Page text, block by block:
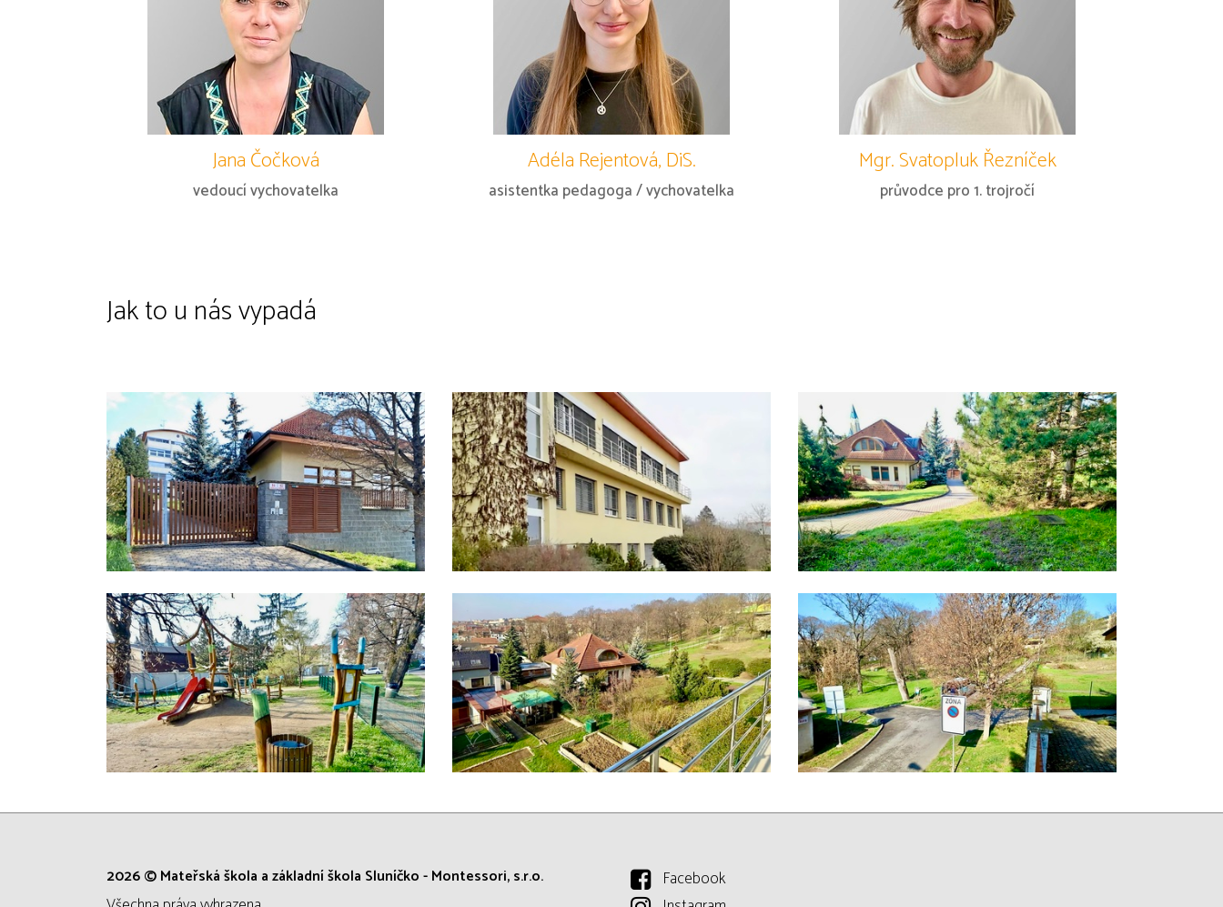
Jana Čočková
vedoucí vychovatelka
Adéla Rejentová, DiS.
asistentka pedagoga / vychovatelka
Mgr. Svatopluk Řezníček
průvodce pro 1. trojročí
Jak to u nás vypadá
2026 © Mateřská škola a základní škola Sluníčko - Montessori, s.r.o.
Facebook